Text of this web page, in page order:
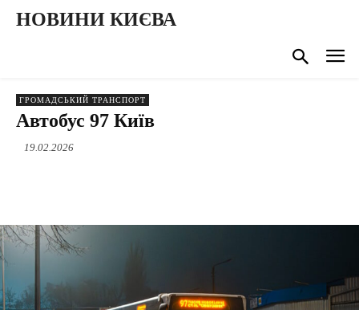
НОВИНИ КИЄВА
ГРОМАДСЬКИЙ ТРАНСПОРТ
Автобус 97 Київ
19.02.2026